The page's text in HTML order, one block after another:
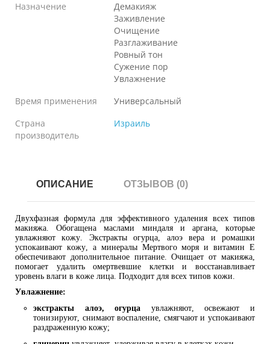
Назначение
Демакияж
Заживление
Очищение
Разглаживание
Ровный тон
Сужение пор
Увлажнение
Время применения
Универсальный
Страна
производитель
Израиль
ОПИСАНИЕ ОТЗЫВОВ (0)
Двухфазная формула для эффективного удаления всех типов
макияжа. Обогащена маслами миндаля и аргана, которые
увлажняют кожу. Экстракты огурца, алоэ вера и ромашки
успокаивают кожу, а минералы Мертвого моря и витамин Е
обеспечивают дополнительное питание. Очищает от макияжа,
помогает удалить омертвевшие клетки и восстанавливает
уровень влаги в коже лица. Подходит для всех типов кожи.
Увлажнение:
экстракты алоэ, огурца увлажняют, освежают и
тонизируют, снимают воспаление, смягчают и успокаивают
раздраженную кожу;